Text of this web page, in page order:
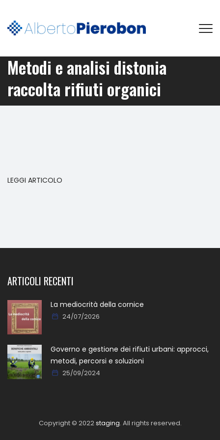
Metodi e analisi distonia
raccolta rifiuti organici
LEGGI ARTICOLO
ARTICOLI RECENTI
La mediocrità della cornice
24/07/2026
Governo e gestione dei rifiuti urbani: approcci,
metodi, percorsi e soluzioni
25/09/2024
Copyright © 2022staging. All rights reserved.